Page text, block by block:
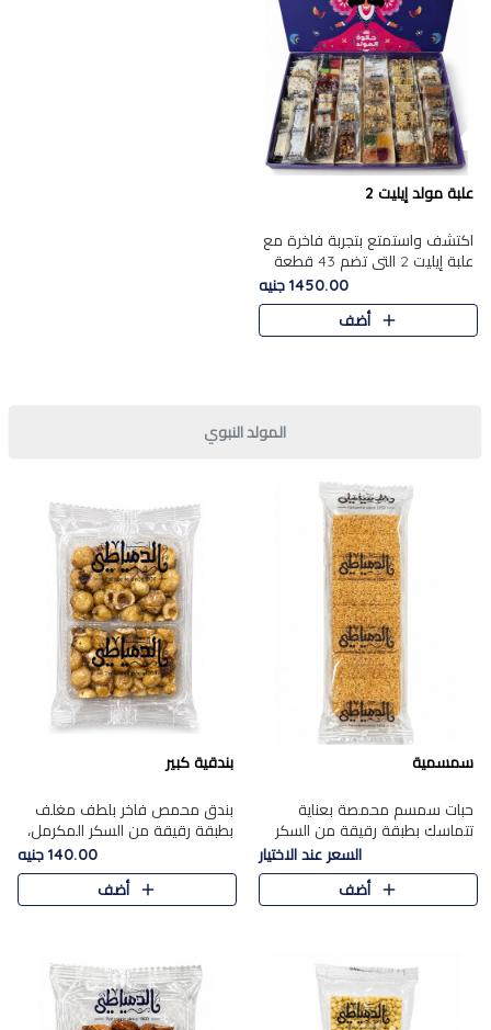
علبة مولد إيليت 2
اكتشف واستمتع بتجربة فاخرة مع
علبة إيليت 2 التي تضم 43 قطعة
تشكيلة من أرقى حلويات المولد
الشرقية المصرية الأصيلة ,معروضة
بشكل جميل في علبة أ..
1450.00 جنيه
أضف
المولد النبوي
سمسمية
حبات سمسم محمصة بعناية
تتماسك بطبقة رقيقة من السكر
المكرمل، لتقدم طعم السمسم
المميز وقرمشتة التي ارتبطت ببهجة
المولد عبر الأجيال.
السعر عند الاختيار
أضف
بندقية كبير
بندق محمص فاخر بلطف مغلف
بطبقة رقيقة من السكر المكرمل،
يجمع بين النكهة الغنية ناتي
والقرمشة الراقية المرضية في
حلوى شرقية أنيقه بطابع مميز.
140.00 جنيه
أضف